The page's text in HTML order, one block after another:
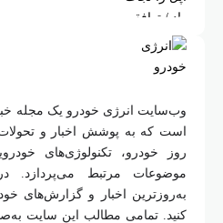
وب‌سایت انرژی خودرو یک مجله
است که به پوشش اخبار و
روز خودرو، تکنولوژی‌های
موضوعات مرتبط می‌پردازد.
به‌روزترین اخبار و گزارش‌های
کنید. تمامی مطالب این سایت